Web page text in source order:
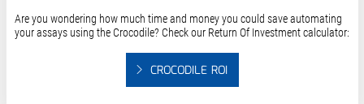
Are you wondering how much time and money you could save automating
your assays using the Crocodile? Check our Return Of Investment calculator:
CROCODILE ROI